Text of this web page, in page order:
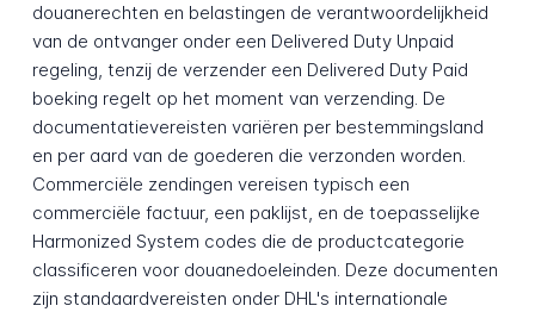
douanerechten en belastingen de verantwoordelijkheid
van de ontvanger onder een Delivered Duty Unpaid
regeling, tenzij de verzender een Delivered Duty Paid
boeking regelt op het moment van verzending. De
documentatievereisten variëren per bestemmingsland
en per aard van de goederen die verzonden worden.
Commerciële zendingen vereisen typisch een
commerciële factuur, een paklijst, en de toepasselijke
Harmonized System codes die de productcategorie
classificeren voor douanedoeleinden. Deze documenten
zijn standaardvereisten onder DHL's internationale